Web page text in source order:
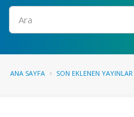
Ara
ANA SAYFA SON EKLENEN YAYINLAR